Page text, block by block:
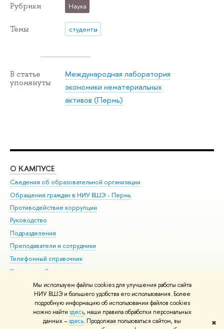
Мы используем файлы cookies для улучшения работы сайта
НИУ ВШЭ и большего удобства его использования. Более
подробную информацию об использовании файлов cookies
можно найти здесь, наши правила обработки персональных
данных –здесь. Продолжая пользоваться сайтом, вы
✖
Рубрики Наука
Темы студенты
В статье
упомянуты
Международная лаборатория
экономики нематериальных
активов (Пермь)
О КАМПУСЕ
Сведения об образовательной организации
Обращения граждан в НИУ ВШЭ - Пермь
Противодействие коррупции
Руководство
Подразделения
Преподаватели и сотрудники
Телефонный справочник
Корпуса и общежития
ВШЭ для студентов с ограниченными возможностями
здоровья и инвалидностью
Единая платежная страница